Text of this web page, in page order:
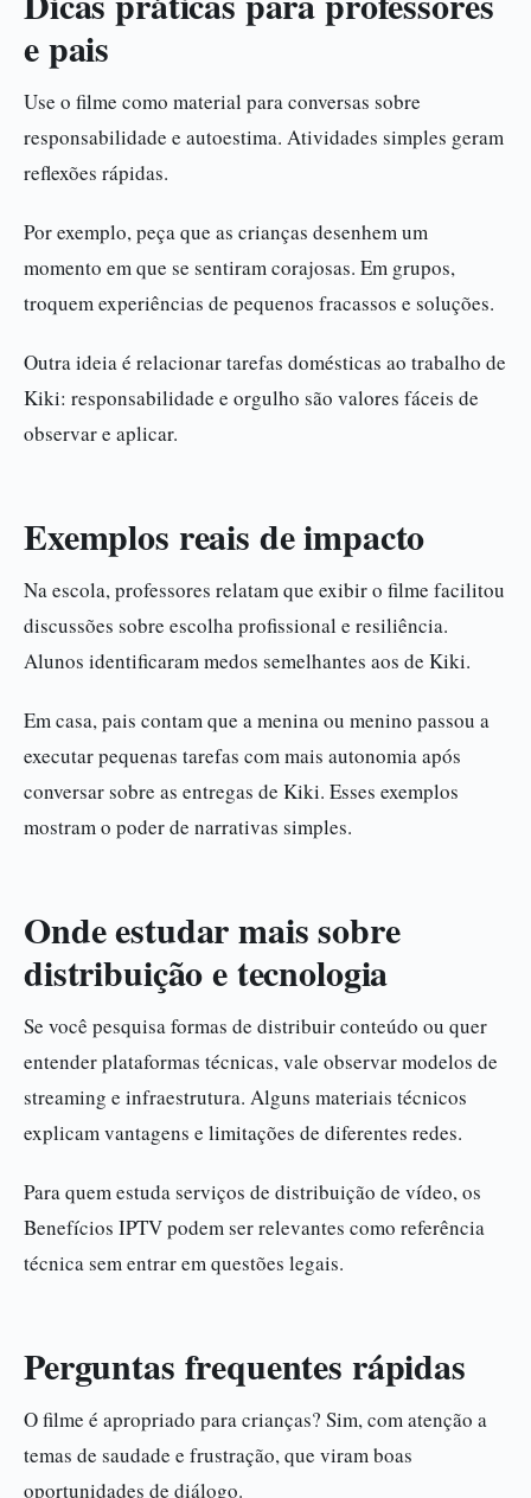
e pais
Use o filme como material para conversas sobre
responsabilidade e autoestima. Atividades simples geram
reflexões rápidas.
Por exemplo, peça que as crianças desenhem um
momento em que se sentiram corajosas. Em grupos,
troquem experiências de pequenos fracassos e soluções.
Outra ideia é relacionar tarefas domésticas ao trabalho de
Kiki: responsabilidade e orgulho são valores fáceis de
observar e aplicar.
Exemplos reais de impacto
Na escola, professores relatam que exibir o filme facilitou
discussões sobre escolha profissional e resiliência.
Alunos identificaram medos semelhantes aos de Kiki.
Em casa, pais contam que a menina ou menino passou a
executar pequenas tarefas com mais autonomia após
conversar sobre as entregas de Kiki. Esses exemplos
mostram o poder de narrativas simples.
Onde estudar mais sobre
distribuição e tecnologia
Se você pesquisa formas de distribuir conteúdo ou quer
entender plataformas técnicas, vale observar modelos de
streaming e infraestrutura. Alguns materiais técnicos
explicam vantagens e limitações de diferentes redes.
Para quem estuda serviços de distribuição de vídeo, os
Benefícios IPTV podem ser relevantes como referência
técnica sem entrar em questões legais.
Perguntas frequentes rápidas
O filme é apropriado para crianças? Sim, com atenção a
temas de saudade e frustração, que viram boas
oportunidades de diálogo.